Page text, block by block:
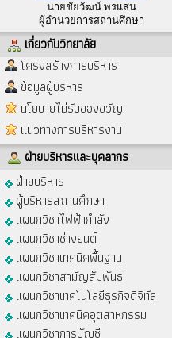
นายชัยวัฒน์ พรแสน
ผู้อำนวยการสถานศึกษา
เกี่ยวกับวิทยาลัย
โครงสร้างการบริหาร
ข้อมูลผู้บริหาร
นโยบายไม่รับของขวัญ
แนวทางการบริหารงาน
ฝ่ายบริหารและบุคลากร
ฝ่ายบริหาร
ผู้บริหารสถานศึกษา
แผนกวิชาไฟฟ้ากำลัง
แผนกวิชาช่างยนต์
แผนกวิชาเทคนิคพื้นฐาน
แผนกวิชาสามัญสัมพันธ์
แผนกวิชาเทคโนโลยีธุรกิจดิจิทัล
แผนกวิชาเทคนิคอุตสาหกรรม
แผนกวิชาการบัญชี